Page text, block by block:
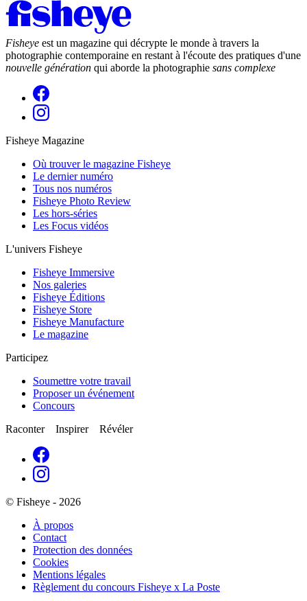
Fisheye est un magazine qui décrypte le monde à travers la
photographie contemporaine en restant à l'écoute des pratiques d'une
nouvelle génération qui aborde la photographie sans complexe
Fisheye Magazine
Où trouver le magazine Fisheye
Le dernier numéro
Tous nos numéros
Fisheye Photo Review
Les hors-séries
Les Focus vidéos
L'univers Fisheye
Fisheye Immersive
Nos galeries
Fisheye Éditions
Fisheye Store
Fisheye Manufacture
Le magazine
Participez
Soumettre votre travail
Proposer un événement
Concours
Raconter Inspirer Révéler
© Fisheye - 2026
À propos
Contact
Protection des données
Cookies
Mentions légales
Règlement du concours Fisheye x La Poste